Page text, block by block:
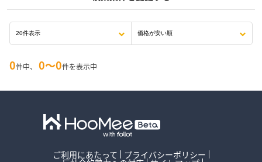
0件中、 0〜0件を表示中
ご利用にあたって プライバシーポリシー